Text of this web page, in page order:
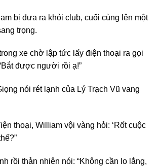
bị đưa ra khỏi club, cuối cùng lên một
trọng.
xe chờ lập tức lấy điện thoại ra gọi
được người rồi ạ!”
nói rét lạnh của Lý Trạch Vũ vang
thoại, William vội vàng hỏi: ‘Rốt cuộc
rồi thản nhiên nói: “Không cần lo lắng,